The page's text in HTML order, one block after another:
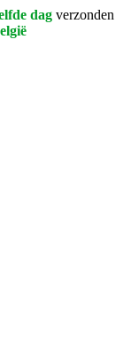
dag verzonden